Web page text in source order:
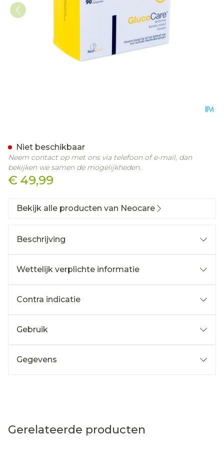
€ 49,99
Niet beschikbaar
Neem contact op met ons via telefoon of e-mail, dan
bekijken we samen de mogelijkheden.
Bekijk alle producten van Neocare
Beschrijving
Wettelijk verplichte informatie
Contra indicatie
Gebruik
Gegevens
Gerelateerde producten